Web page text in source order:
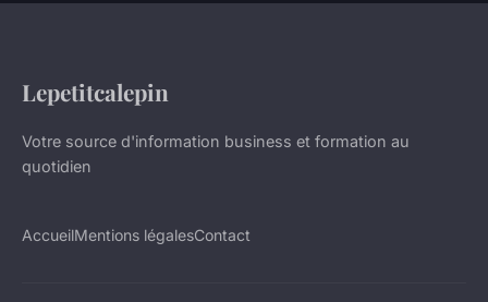
Lepetitcalepin
Votre source d'information business et formation au
quotidien
AccueilMentions légalesContact